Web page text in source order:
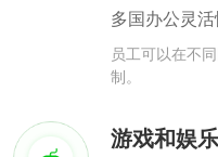
多国办公灵
员工可以在不
制。
游戏和娱乐